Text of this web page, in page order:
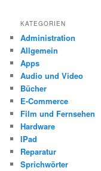
KATEGORIEN
Administration
Allgemein
Apps
Audio und Video
Bücher
E-Commerce
Film und Fernsehen
Hardware
IPad
Reparatur
Sprichwörter